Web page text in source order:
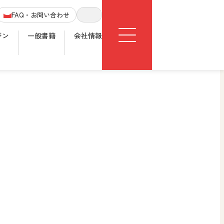
FAQ・お問い合わせ
サイト内検索
ン 一般書籍 会社情報